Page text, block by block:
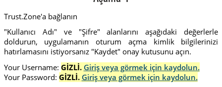
Trust.Zone'a bağlanın
"Kullanıcı Adı" ve "Şifre" alanlarını aşağıdaki değerlerle
doldurun, uygulamanın oturum açma kimlik bilgilerinizi
hatırlamasını istiyorsanız "Kaydet" onay kutusunu açın.
Your Username: GİZLİ. Giriş veya görmek için kaydolun.
Your Password: GİZLİ. Giriş veya görmek için kaydolun.